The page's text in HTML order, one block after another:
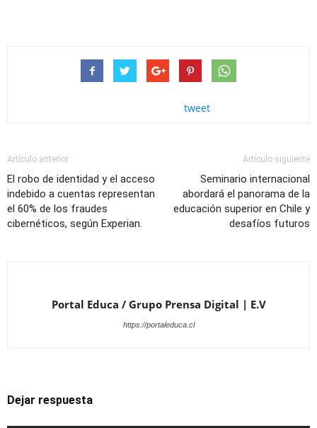
tweet
Artículo anterior
El robo de identidad y el acceso
indebido a cuentas representan
el 60% de los fraudes
cibernéticos, según Experian.
Artículo siguiente
Seminario internacional
abordará el panorama de la
educación superior en Chile y
desafíos futuros
Portal Educa / Grupo Prensa Digital | E.V
https://portaleduca.cl
Dejar respuesta